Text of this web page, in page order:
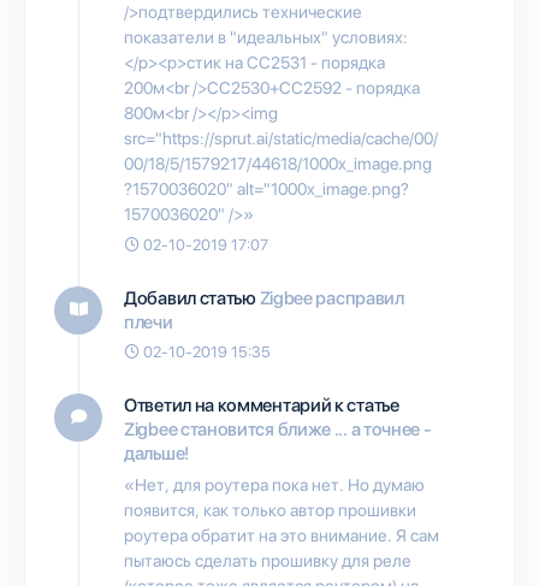
/>подтвердились технические
показатели в "идеальных" условиях:
</p><p>стик на CC2531 - порядка
200м<br />CC2530+CC2592 - порядка
800м<br /></p><img
src="https://sprut.ai/static/media/cache/00/
00/18/5/1579217/44618/1000x_image.png
?1570036020" alt="1000x_image.png?
1570036020" />»
02-10-2019 17:07
Добавил статью Zigbee расправил
плечи
02-10-2019 15:35
Ответил на комментарий к статье
Zigbee становится ближе ... а точнее -
дальше!
«Нет, для роутера пока нет. Но думаю
появится, как только автор прошивки
роутера обратит на это внимание. Я сам
пытаюсь сделать прошивку для реле